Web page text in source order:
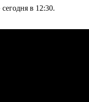
в 12:30.